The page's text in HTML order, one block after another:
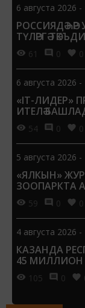
6 августа 2026 -
РОССИЯДӘ
ТҮЛӘРГӘ
61 0 0
6 августа 2026 -
«IT-ЛИДЕР»
ИТЕЛӘ
54 0 0
5 августа 2026 -
«ЯЛКЫН»
ЗООПАРКТА
59 0 0
4 августа 2026 -
КАЗАНДА
45 МИЛЛИОН
105 0